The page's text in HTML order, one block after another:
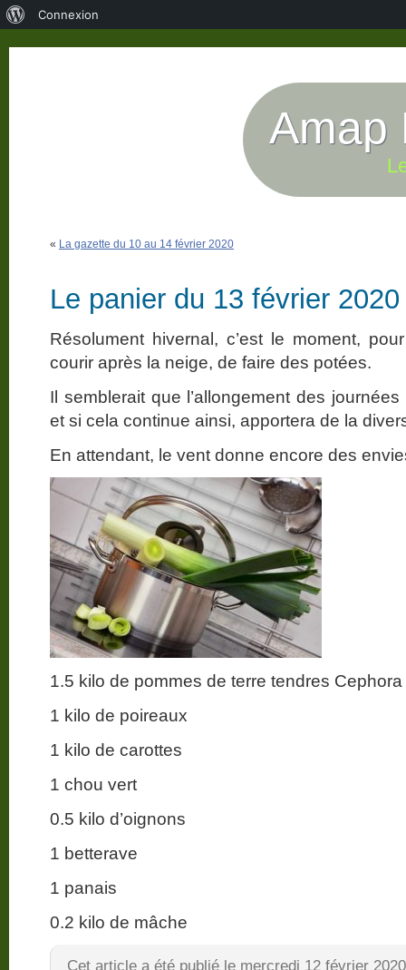
Amap
« La gazette du 10 au 14 février 2020
Le panier du 13 février 2020
Résolument hivernal, c’est le moment,
courir après la neige, de faire des potées.
Il semblerait que l’allongement des
et si cela continue ainsi, apportera de la
En attendant, le vent donne encore des
1.5 kilo de pommes de terre tendres Cephora
1 kilo de poireaux
1 kilo de carottes
1 chou vert
0.5 kilo d’oignons
1 betterave
1 panais
0.2 kilo de mâche
Cet article a été publié le mercredi 12 février
Connexion